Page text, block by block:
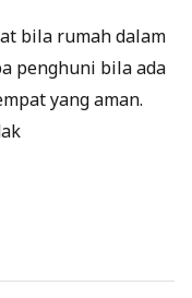
bila rumah dalam
penghuni bila ada
yang aman.